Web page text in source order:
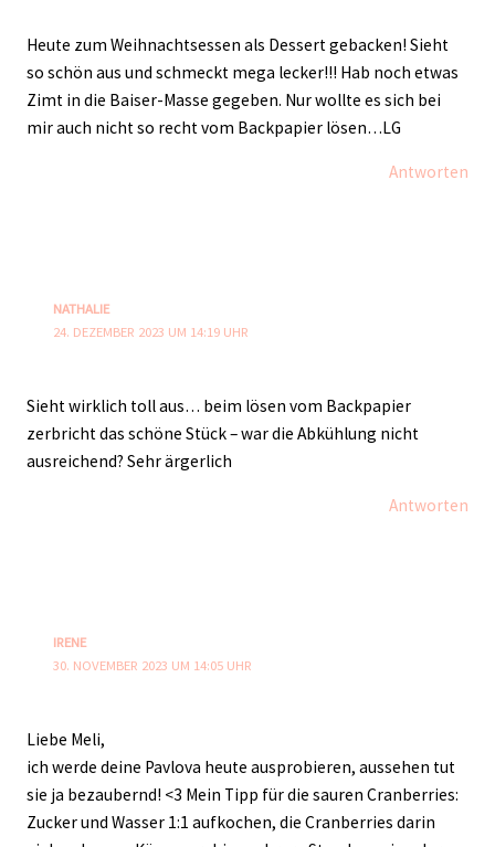
Heute zum Weihnachtsessen als Dessert gebacken! Sieht
so schön aus und schmeckt mega lecker!!! Hab noch etwas
Zimt in die Baiser-Masse gegeben. Nur wollte es sich bei
mir auch nicht so recht vom Backpapier lösen…LG
Antworten
NATHALIE
24. DEZEMBER 2023 UM 14:19 UHR
Sieht wirklich toll aus… beim lösen vom Backpapier
zerbricht das schöne Stück – war die Abkühlung nicht
ausreichend? Sehr ärgerlich
Antworten
IRENE
30. NOVEMBER 2023 UM 14:05 UHR
Liebe Meli,
ich werde deine Pavlova heute ausprobieren, aussehen tut
sie ja bezaubernd! <3 Mein Tipp für die sauren Cranberries:
Zucker und Wasser 1:1 aufkochen, die Cranberries darin